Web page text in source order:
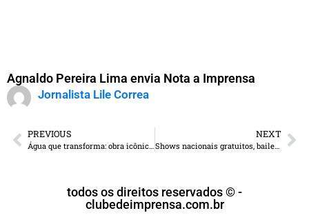
Agnaldo Pereira Lima envia Nota a Imprensa
Jornalista Lile Correa
PREVIOUS
Água que transforma: obra icônica vai levar segurança hídrica às aldeias Jaguapiru e Bororó
NEXT
Shows nacionais gratuitos, bailes e a tradição do Laço Comprido movimentam Antônio João
todos os direitos reservados © -
clubedeimprensa.com.br